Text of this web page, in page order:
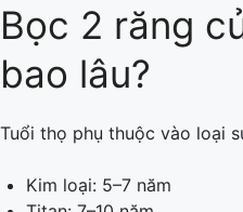
Bọc 2 răng
bao lâu?
Tuổi thọ phụ thuộc vào loại
Kim loại: 5–7 năm